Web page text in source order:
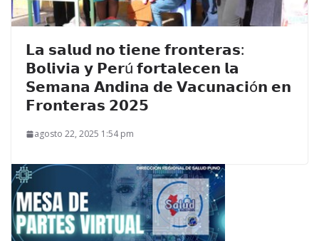
𝗟𝗮 𝘀𝗮𝗹𝘂𝗱 𝗻𝗼 𝘁𝗶𝗲𝗻𝗲 𝗳𝗿𝗼𝗻𝘁𝗲𝗿𝗮𝘀:
𝗕𝗼𝗹𝗶𝘃𝗶𝗮 𝘆 𝗣𝗲𝗿ú 𝗳𝗼𝗿𝘁𝗮𝗹𝗲𝗰𝗲𝗻 𝗹𝗮
𝗦𝗲𝗺𝗮𝗻𝗮 𝗔𝗻𝗱𝗶𝗻𝗮 𝗱𝗲 𝗩𝗮𝗰𝘂𝗻𝗮𝗰𝗶ó𝗻 𝗲𝗻
𝗙𝗿𝗼𝗻𝘁𝗲𝗿𝗮𝘀 𝟮𝟬𝟮𝟱
agosto 22, 2025 1:54 pm